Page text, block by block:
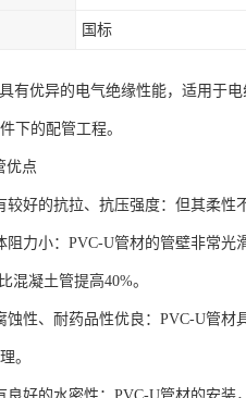
国标
有优异的电气绝缘性能，适用于
下的配管工程。
优点
较好的抗拉、抗压强度：但其柔性
阻力小：PVC-U管材的管壁非常光
混凝土管提高40%。
蚀性、耐药品性优良：PVC-U管
。